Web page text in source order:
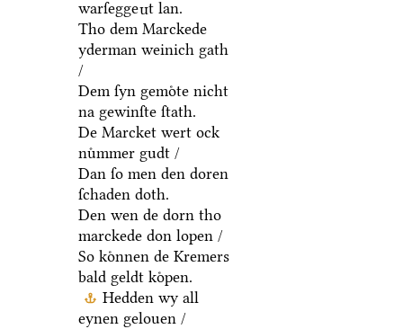
warſeggent lan.
Tho dem Marckede
yderman weinich gath
/
Dem ſyn gemoͤte nicht
na gewinſte ſtath.
De Marcket wert ock
nuͦmmer gudt /
Dan ſo men den doren
ſchaden doth.
Den wen de dorn tho
marckede don lopen /
So koͤnnen de Kremers
bald geldt koͤpen.
Hedden wy all
eynen gelouen /